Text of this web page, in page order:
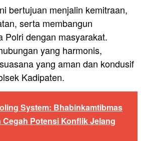
bertujuan menjalin kemitraan,
serta membangun
Polri dengan masyarakat.
yang harmonis,
yang aman dan kondusif
Kadipaten.
System: Bhabinkamtibmas
Cegah Potensi Konflik Jelang